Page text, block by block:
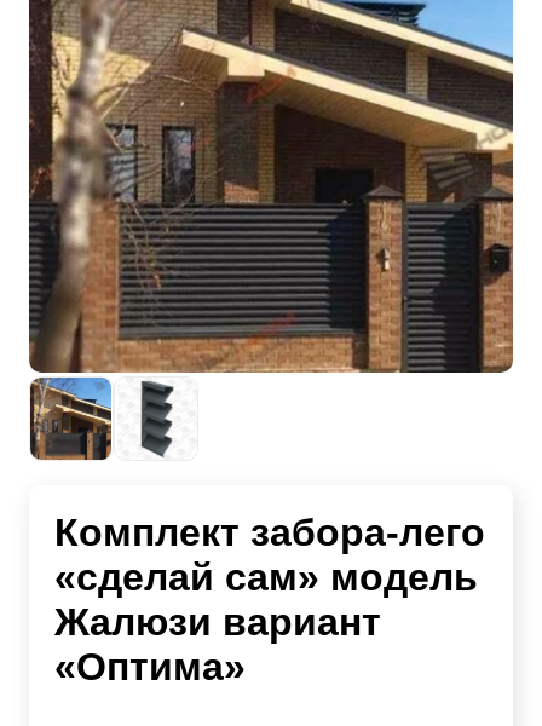
Комплект забора-лего
«сделай сам» модель
Жалюзи вариант
«Оптима»